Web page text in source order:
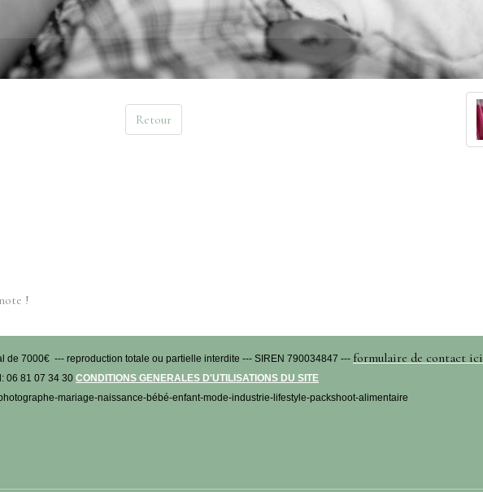
Retour
!
de 7000€ --- reproduction totale ou partielle interdite --- SIREN 790034847 --- formulaire de contact ici
06 81 07 34 30 CONDITIONS GENERALES D'UTILISATIONS DU SITE
mariage-naissance-bébé-enfant-mode-industrie-lifestyle-packshoot-alimentaire